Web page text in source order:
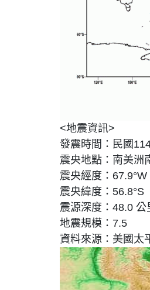
<地震資訊>
發震時間：民國
震央地點：南美洲
震央經度：67.9°W
震央緯度：56.8°S
震源深度：48.0 公
地震規模：7.5
資料來源：美國太